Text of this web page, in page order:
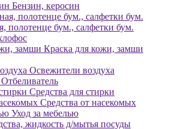
Бензин, керосин
полотенце бум., салфетки бум.
Краска для кожи, замши
Освежители воздуха
Отбеливатель
Средства для стирки
Средства от насекомых
Уход за мебелью